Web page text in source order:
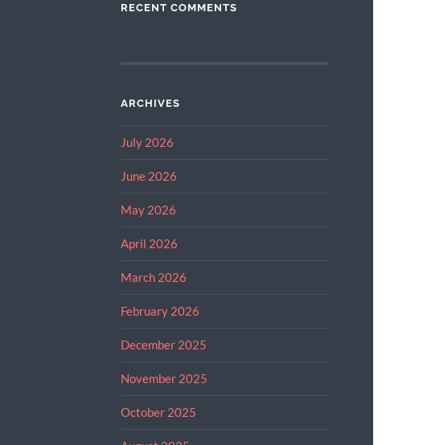
RECENT COMMENTS
ARCHIVES
July 2026
June 2026
May 2026
April 2026
March 2026
February 2026
December 2025
November 2025
October 2025